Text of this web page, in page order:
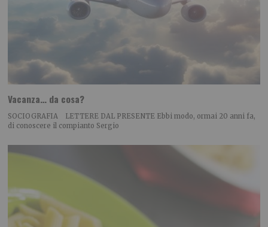
Vacanza… da cosa?
SOCIOGRAFIA LETTERE DAL PRESENTE Ebbi modo, ormai 20 anni fa,
di conoscere il compianto Sergio